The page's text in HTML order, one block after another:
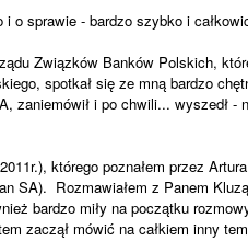
i o sprawie - bardzo szybko i
Związków Banków Polskich,
spotkał się ze mną bardzo
zaniemówił i po chwili... wyszedł -
którego poznałem przez
SA). Rozmawiałem z Panem
bardzo miły na początku
zaczął mówić na całkiem inny